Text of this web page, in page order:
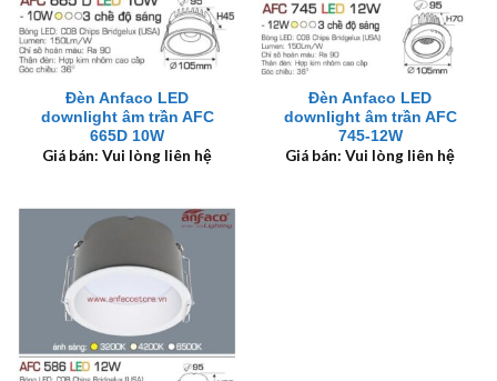
Đèn Anfaco LED
downlight âm trần AFC
665D 10W
Giá bán: Vui lòng liên hệ
Đèn Anfaco LED
downlight âm trần AFC
745-12W
Giá bán: Vui lòng liên hệ